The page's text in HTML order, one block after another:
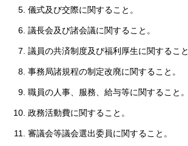
儀式及び交際に関すること。
議長会及び諸会議に関すること。
議員の共済制度及び福利厚生に関すること
事務局諸規程の制定改廃に関すること。
職員の人事、服務、給与等に関すること。
政務活動費に関すること。
審議会等議会選出委員に関すること。